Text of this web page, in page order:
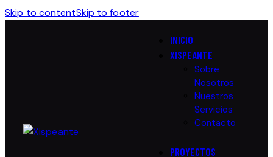
Skip to contentSkip to footer
INICIO
XISPEANTE
Sobre
Nosotros
Nuestros
Servicios
Contacto
PROYECTOS